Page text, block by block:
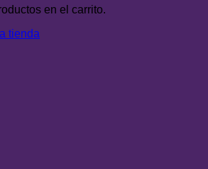
en el carrito.
tienda